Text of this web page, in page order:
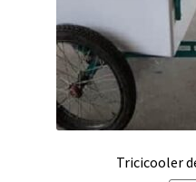
Tricicooler